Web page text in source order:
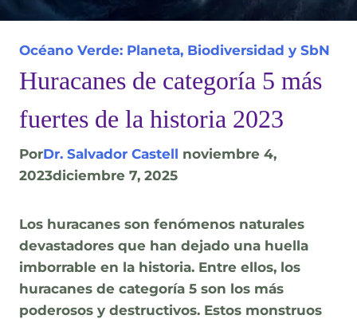
Océano Verde: Planeta, Biodiversidad y SbN
Huracanes de categoría 5 más
fuertes de la historia 2023
PorDr. Salvador Castell noviembre 4,
2023diciembre 7, 2025
Los huracanes son fenómenos naturales
devastadores que han dejado una huella
imborrable en la historia. Entre ellos, los
huracanes de categoría 5 son los más
poderosos y destructivos. Estos monstruos